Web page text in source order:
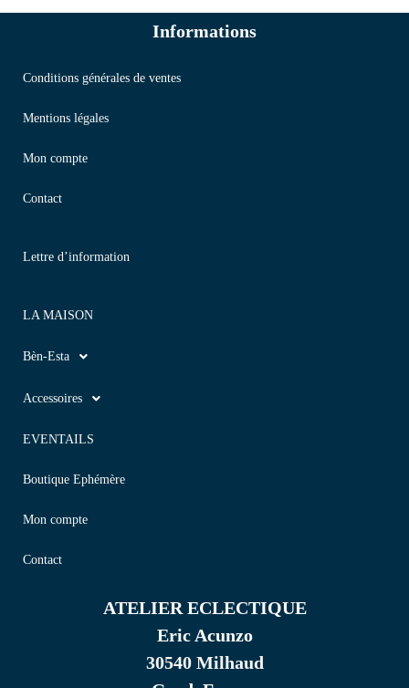
Informations
Conditions générales de ventes
Mentions légales
Mon compte
Contact
Lettre d’information
LA MAISON
Bèn-Esta
Accessoires
EVENTAILS
Boutique Ephémère
Mon compte
Contact
ATELIER ECLECTIQUE
Eric Acunzo
30540 Milhaud